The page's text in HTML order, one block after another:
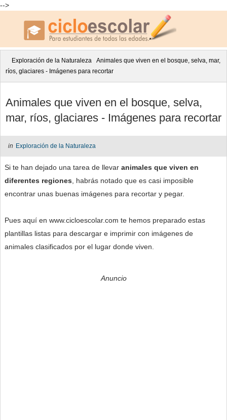
-->
Exploración de la Naturaleza
Animales que viven en el bosque, selva, mar,
ríos, glaciares - Imágenes para recortar
Animales que viven en el bosque, selva,
mar, ríos, glaciares - Imágenes para recortar
in Exploración de la Naturaleza
Si te han dejado una tarea de llevar animales que viven en
diferentes regiones , habrás notado que es casi imposible
encontrar unas buenas imágenes para recortar y pegar.
Pues aquí en www.cicloescolar.com te hemos preparado estas
plantillas listas para descargar e imprimir con imágenes de
animales clasificados por el lugar donde viven.
Anuncio